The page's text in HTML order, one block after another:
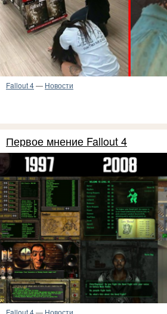
Fallout 4— Новости
Первое мнение Fallout 4
Fallout 4— Новости